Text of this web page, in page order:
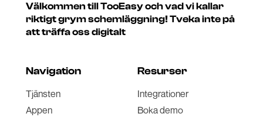
Välkommen till TooEasy och vad vi kallar
riktigt grym schemläggning! Tveka inte på
att träffa oss digitalt
Navigation
Tjänsten
Appen
Resurser
Integrationer
Boka demo